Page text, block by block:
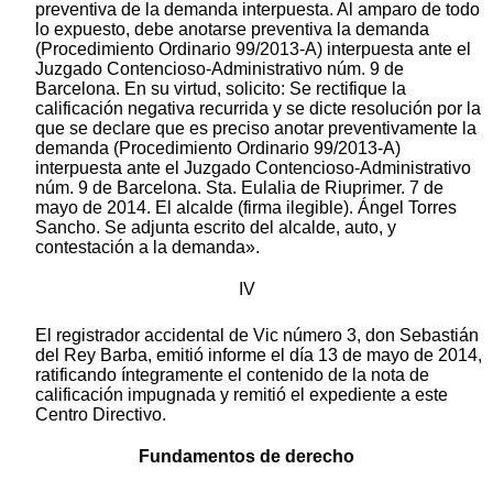
IV
El registrador accidental de Vic número 3, don Sebastián
del Rey Barba, emitió informe el día 13 de mayo de 2014,
ratificando íntegramente el contenido de la nota de
calificación impugnada y remitió el expediente a este
Centro Directivo.
Fundamentos de derecho